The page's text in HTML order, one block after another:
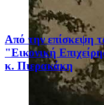
Από την επίσκεψη
"Εικονική
κ. Πιερακάκη